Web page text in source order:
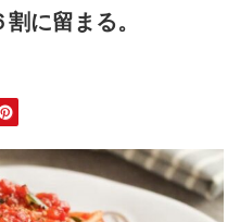
に留まる。